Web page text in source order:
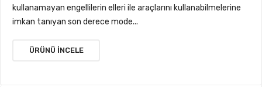
kullanamayan engellilerin elleri ile araçlarını kullanabilmelerine
imkan tanıyan son derece mode...
ÜRÜNÜ İNCELE